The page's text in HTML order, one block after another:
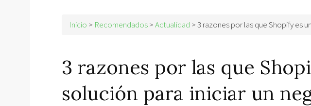
Inicio > Recomendados>Actualidad >3 razones por las que Shopify es
3 razones por las que
solución para iniciar un